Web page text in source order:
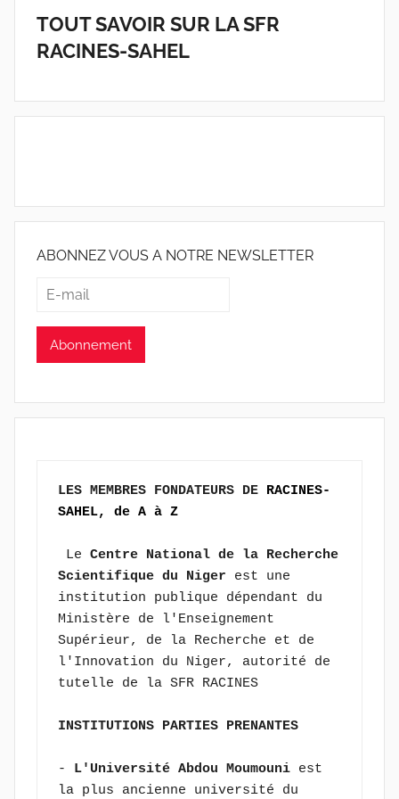
TOUT SAVOIR SUR LA SFR
RACINES-SAHEL
ABONNEZ VOUS A NOTRE NEWSLETTER
LES MEMBRES FONDATEURS DE RACINES-
SAHEL, de A à Z
Le Centre National de la Recherche
Scientifique du Niger est une
institution publique dépendant du
Ministère de l'Enseignement
Supérieur, de la Recherche et de
l'Innovation du Niger, autorité de
tutelle de la SFR RACINES
INSTITUTIONS PARTIES PRENANTES
- L'Université Abdou Moumouni est
la plus ancienne université du